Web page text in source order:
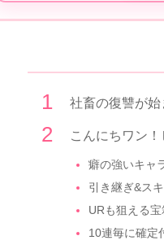
社畜の復讐が始
こんにちワン
癖の強いキャ
引き継ぎ&ス
URも狙える
10連毎に確定